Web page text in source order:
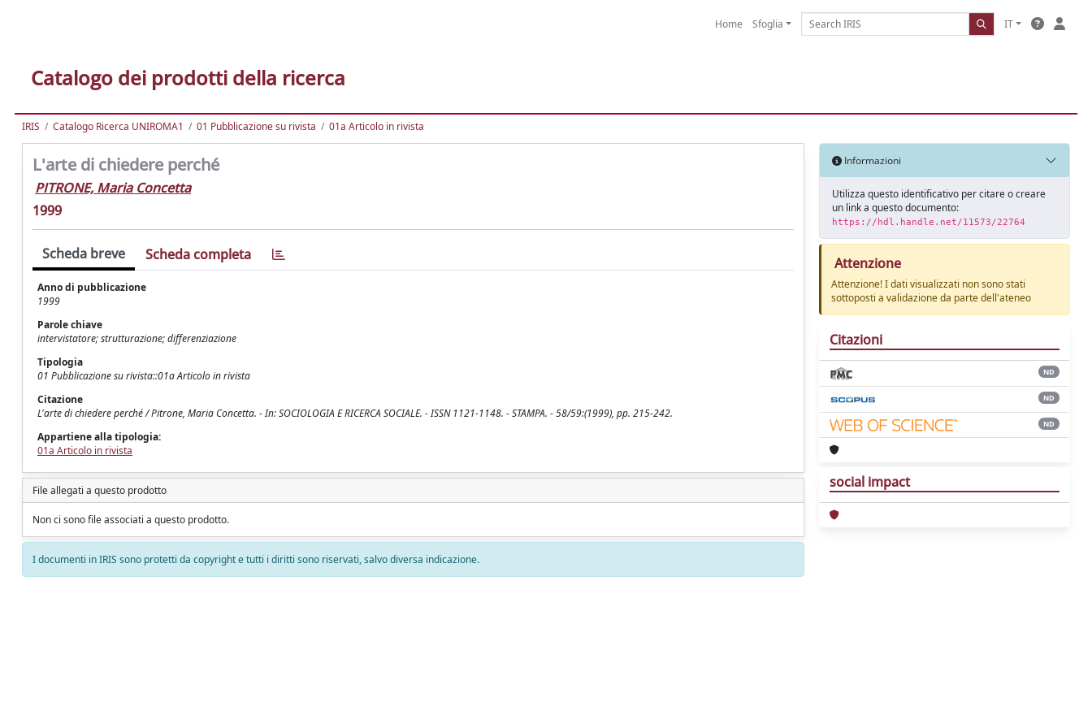
Home Sfoglia IT
Catalogo dei prodotti della ricerca
IRIS Catalogo Ricerca UNIROMA1 01 Pubblicazione su rivista 01a Articolo in rivista
L'arte di chiedere perché
PITRONE, Maria Concetta
1999
Scheda breve Scheda completa
Anno di pubblicazione
1999
Parole chiave
intervistatore; strutturazione; differenziazione
Tipologia
01 Pubblicazione su rivista::01a Articolo in rivista
Citazione
L'arte di chiedere perché / Pitrone, Maria Concetta. - In: SOCIOLOGIA E RICERCA SOCIALE. - ISSN 1121-1148. - STAMPA. - 58/59:(1999), pp. 215-242.
Appartiene alla tipologia:
01a Articolo in rivista
File allegati a questo prodotto
Non ci sono file associati a questo prodotto.
I documenti in IRIS sono protetti da copyright e tutti i diritti sono riservati, salvo diversa indicazione.
Informazioni
Utilizza questo identificativo per citare o creare
un link a questo documento:
https://hdl.handle.net/11573/22764
Attenzione
Attenzione! I dati visualizzati non sono stati
sottoposti a validazione da parte dell'ateneo
Citazioni
ND
ND
ND
social impact